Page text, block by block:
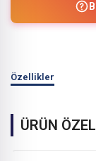
Özellikler
ÜRÜN